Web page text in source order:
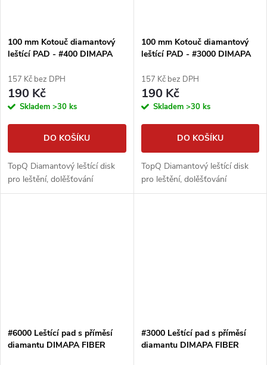
100 mm Kotouč diamantový
leštící PAD - #400 DIMAPA
157 Kč bez DPH
190 Kč
Skladem >30 ks
DO KOŠÍKU
TopQ Diamantový leštící disk
pro leštění, dolěšťování
100 mm Kotouč diamantový
leštící PAD - #3000 DIMAPA
157 Kč bez DPH
190 Kč
Skladem >30 ks
DO KOŠÍKU
TopQ Diamantový leštící disk
pro leštění, dolěšťování
#6000 Leštící pad s příměsí
diamantu DIMAPA FIBER
#3000 Leštící pad s příměsí
diamantu DIMAPA FIBER